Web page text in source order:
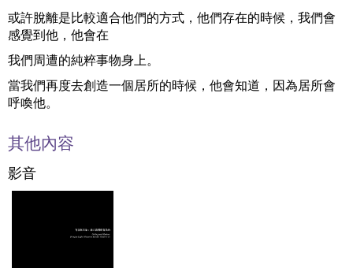
或許脫離是比較適合他們的方式，他們存在的時候，我們會
感覺到他，他會在
我們周遭的純粹事物身上。
當我們再度去創造一個居所的時候，他會知道，因為居所會
呼喚他。
其他內容
影音